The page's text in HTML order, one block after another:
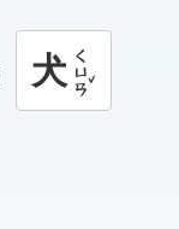
犬 ㄑㄩㄢˇ